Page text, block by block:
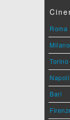
Roma
Milano
Torino
Napoli
Bari